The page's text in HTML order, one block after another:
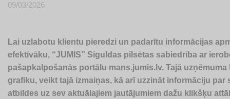
09/03/2026
Lai uzlabotu klientu pieredzi un padarītu informācijas
efektīvāku, “JUMIS” Siguldas pilsētas sabiedrība ar
pašapkalpošanās portālu mans.jumis.lv. Tajā
grafiku, veikt tajā izmaiņas, kā arī uzzināt informāciju
atbildes uz sev aktuālajiem jautājumiem dažu klikšķu